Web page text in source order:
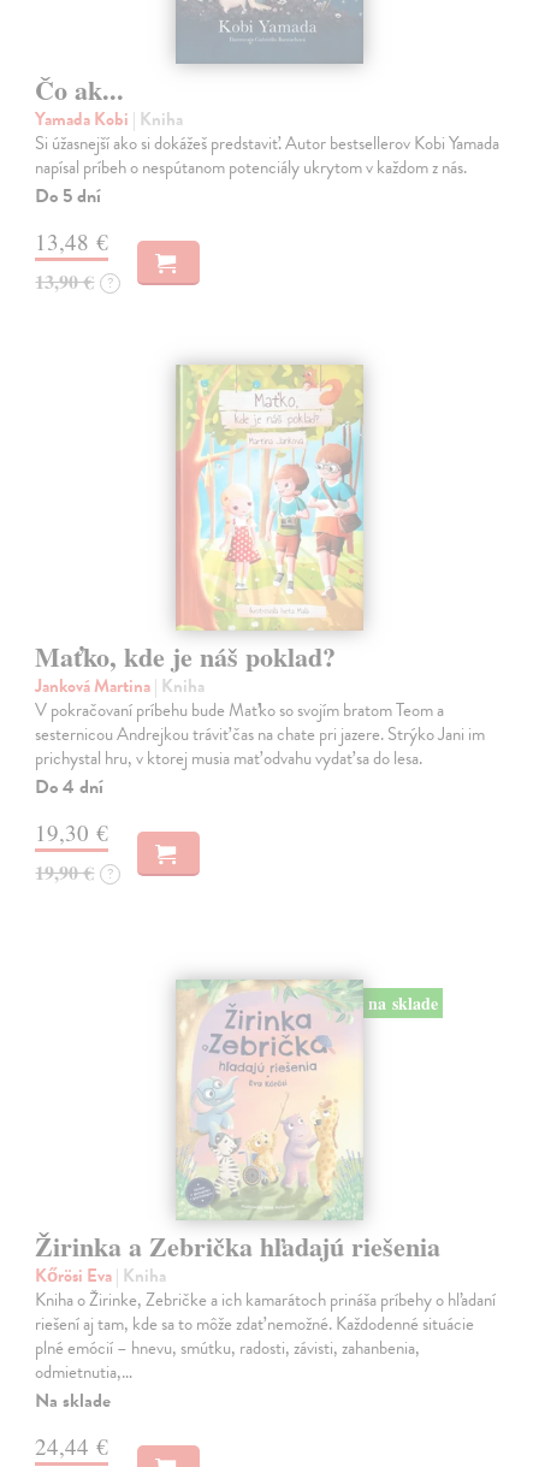
Čo ak...
Yamada Kobi | Kniha
Si úžasnejší ako si dokážeš predstaviť. Autor bestsellerov Kobi Yamada
napísal príbeh o nespútanom potenciály ukrytom v každom z nás.
Do 5 dní
13,48 €
13,90 € ?
Maťko, kde je náš poklad?
Janková Martina| Kniha
V pokračovaní príbehu bude Maťko so svojím bratom Teom a
sesternicou Andrejkou tráviť čas na chate pri jazere. Strýko Jani im
prichystal hru, v ktorej musia mať odvahu vydať sa do lesa.
Do 4 dní
19,30 €
19,90 € ?
na sklade
Žirinka a Zebrička hľadajú riešenia
Kőrösi Eva| Kniha
Kniha o Žirinke, Zebričke a ich kamarátoch prináša príbehy o hľadaní
riešení aj tam, kde sa to môže zdať nemožné. Každodenné situácie
plné emócií – hnevu, smútku, radosti, závisti, zahanbenia,
odmietnutia,…
Na sklade
24,44 €